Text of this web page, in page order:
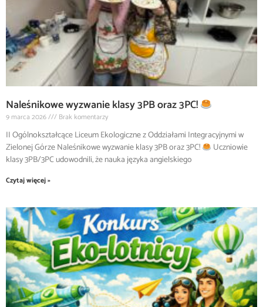
Naleśnikowe wyzwanie klasy 3PB oraz 3PC!
9 marca 2026 Brak komentarzy
II Ogólnokształcące Liceum Ekologiczne z Oddziałami Integracyjnymi w
Zielonej Górze Naleśnikowe wyzwanie klasy 3PB oraz 3PC!
Uczniowie
klasy 3PB/3PC udowodnili, że nauka języka angielskiego
Czytaj więcej »